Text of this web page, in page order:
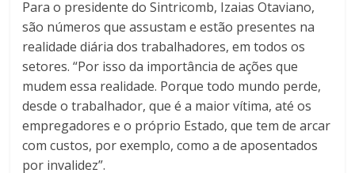
Para o presidente do Sintricomb, Izaias Otaviano,
são números que assustam e estão presentes na
realidade diária dos trabalhadores, em todos os
setores. “Por isso da importância de ações que
mudem essa realidade. Porque todo mundo perde,
desde o trabalhador, que é a maior vítima, até os
empregadores e o próprio Estado, que tem de arcar
com custos, por exemplo, como a de aposentados
por invalidez”.